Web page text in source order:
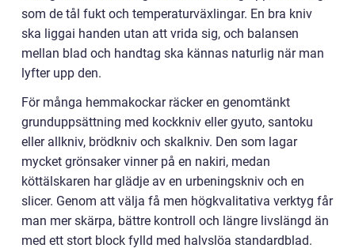
som de tål fukt och temperaturväxlingar. En bra kniv
ska liggai handen utan att vrida sig, och balansen
mellan blad och handtag ska kännas naturlig när man
lyfter upp den.
För många hemmakockar räcker en genomtänkt
grunduppsättning med kockkniv eller gyuto, santoku
eller allkniv, brödkniv och skalkniv. Den som lagar
mycket grönsaker vinner på en nakiri, medan
köttälskaren har glädje av en urbeningskniv och en
slicer. Genom att välja få men högkvalitativa verktyg får
man mer skärpa, bättre kontroll och längre livslängd än
med ett stort block fylld med halvslöa standardblad.